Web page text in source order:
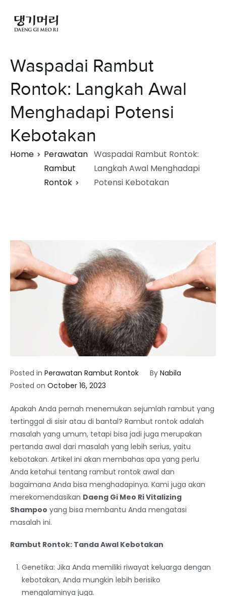
Waspadai Rambut
Rontok: Langkah Awal
Menghadapi Potensi
Kebotakan
Home
Perawatan
Rambut
Rontok
Waspadai Rambut Rontok:
Langkah Awal Menghadapi
Potensi Kebotakan
Posted in Perawatan Rambut Rontok By Nabila
Posted on October 16, 2023
Apakah Anda pernah menemukan sejumlah rambut yang
tertinggal di sisir atau di bantal? Rambut rontok adalah
masalah yang umum, tetapi bisa jadi juga merupakan
pertanda awal dari masalah yang lebih serius, yaitu
kebotakan. Artikel ini akan membahas apa yang perlu
Anda ketahui tentang rambut rontok awal dan
bagaimana Anda bisa menghadapinya. Kami juga akan
merekomendasikan Daeng Gi Meo Ri Vitalizing
Shampoo yang bisa membantu Anda mengatasi
masalah ini.
Rambut Rontok: Tanda Awal Kebotakan
Genetika: Jika Anda memiliki riwayat keluarga dengan
kebotakan, Anda mungkin lebih berisiko
mengalaminya juga.